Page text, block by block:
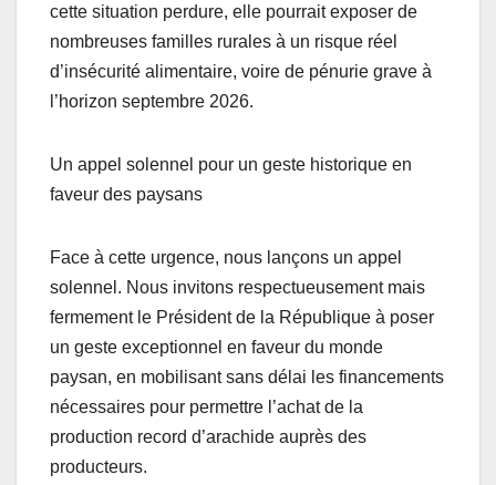
cette situation perdure, elle pourrait exposer de
nombreuses familles rurales à un risque réel
d’insécurité alimentaire, voire de pénurie grave à
l’horizon septembre 2026.
Un appel solennel pour un geste historique en
faveur des paysans
Face à cette urgence, nous lançons un appel
solennel. Nous invitons respectueusement mais
fermement le Président de la République à poser
un geste exceptionnel en faveur du monde
paysan, en mobilisant sans délai les financements
nécessaires pour permettre l’achat de la
production record d’arachide auprès des
producteurs.